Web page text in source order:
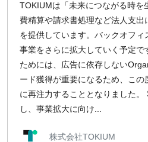
TOKIUMは「未来につながる時を
費精算や請求書処理など法人支出
を提供しています。バックオフ
事業をさらに拡大していく予定で
ためには、広告に依存しない
ード獲得が重要になるため、こ
に再注力することとなりました
し、事業拡大に向け...
株式会社TOKIUM